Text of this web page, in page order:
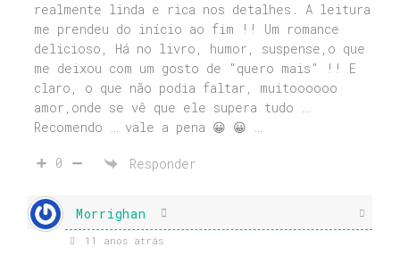
realmente linda e rica nos detalhes. A leitura
me prendeu do início ao fim !! Um romance
delicioso, Há no livro, humor, suspense,o que
me deixou com um gosto de "quero mais" !! E
claro, o que não podia faltar, muitoooooo
amor,onde se vê que ele supera tudo …
Recomendo … vale a pena 😀 😀 …
0 Responder
Morrighan
11 anos atrás